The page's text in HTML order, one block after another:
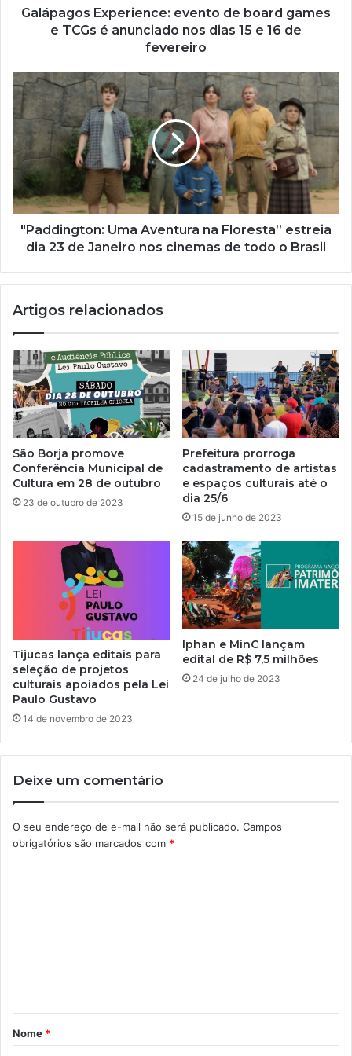
e
m
a
Galápagos Experience: evento de board games
e TCGs é anunciado nos dias 15 e 16 de
fevereiro
"Paddington: Uma Aventura na Floresta” estreia
dia 23 de Janeiro nos cinemas de todo o Brasil
Artigos relacionados
São Borja promove
Conferência Municipal de
Cultura em 28 de outubro
23 de outubro de 2023
Prefeitura prorroga
cadastramento de artistas
e espaços culturais até o
dia 25/6
15 de junho de 2023
Tijucas lança editais para
seleção de projetos
culturais apoiados pela Lei
Paulo Gustavo
14 de novembro de 2023
Iphan e MinC lançam
edital de R$ 7,5 milhões
24 de julho de 2023
Deixe um comentário
O seu endereço de e-mail não será publicado. Campos
obrigatórios são marcados com *
á
r
Nome *